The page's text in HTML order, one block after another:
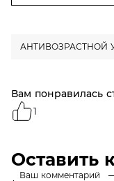
АНТИВОЗРАСТНОЙ
Вам понравилась
1
Оставить
Ваш комментарий